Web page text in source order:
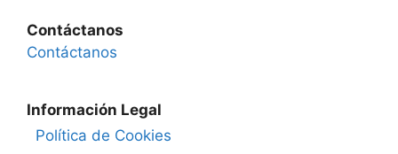
Contáctanos
Contáctanos
Información Legal
Política de Cookies